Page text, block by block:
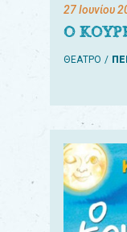
27 Ιουνίου
Ο
ΘΕΑΤΡΟ